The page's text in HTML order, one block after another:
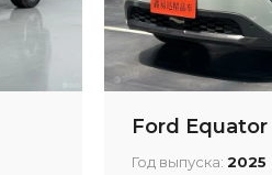
Ford
Год выпуска:2025